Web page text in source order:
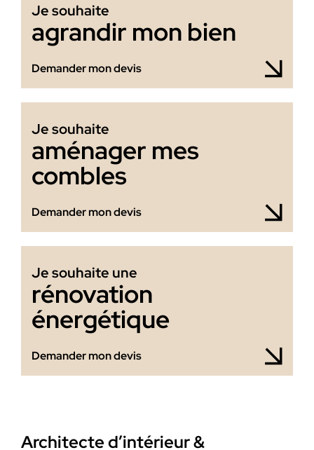
Je souhaite
agrandir mon bien
Demander mon devis
Je souhaite
aménager mes
combles
Demander mon devis
Je souhaite une
rénovation
énergétique
Demander mon devis
Architecte d’intérieur &